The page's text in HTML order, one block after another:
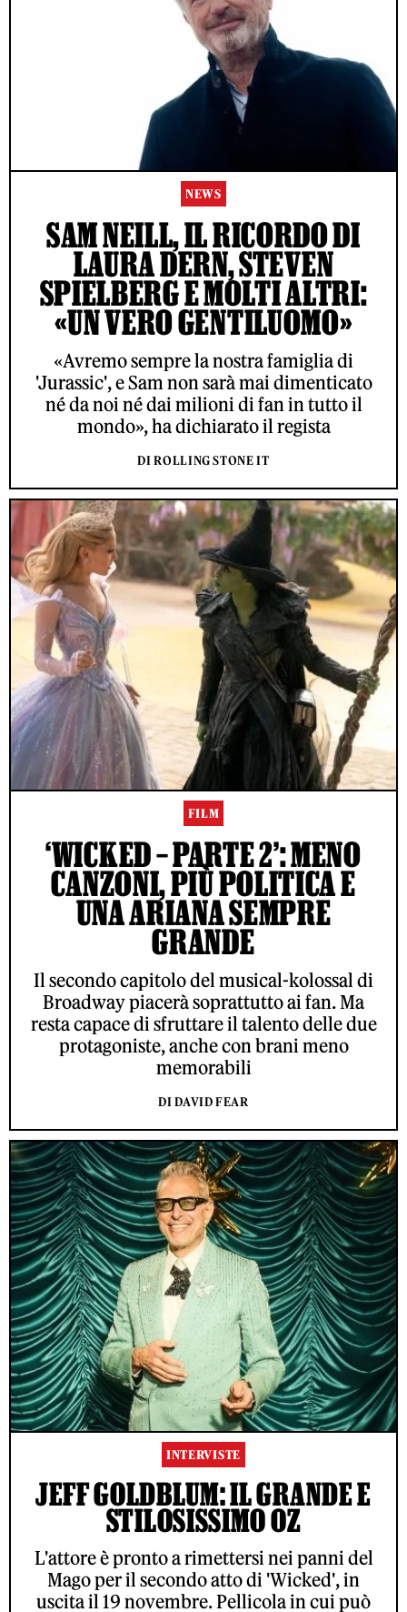
NEWS
SAM NEILL, IL RICORDO DI
LAURA DERN, STEVEN
SPIELBERG E MOLTI ALTRI:
«UN VERO GENTILUOMO»
«Avremo sempre la nostra famiglia di
'Jurassic', e Sam non sarà mai dimenticato
né da noi né dai milioni di fan in tutto il
mondo», ha dichiarato il regista
DI ROLLING STONE IT
FILM
‘WICKED – PARTE 2’: MENO
CANZONI, PIÙ POLITICA E
UNA ARIANA SEMPRE
GRANDE
Il secondo capitolo del musical-kolossal di
Broadway piacerà soprattutto ai fan. Ma
resta capace di sfruttare il talento delle due
protagoniste, anche con brani meno
memorabili
DI DAVID FEAR
INTERVISTE
JEFF GOLDBLUM: IL GRANDE E
STILOSISSIMO OZ
L'attore è pronto a rimettersi nei panni del
Mago per il secondo atto di 'Wicked', in
uscita il 19 novembre. Pellicola in cui può